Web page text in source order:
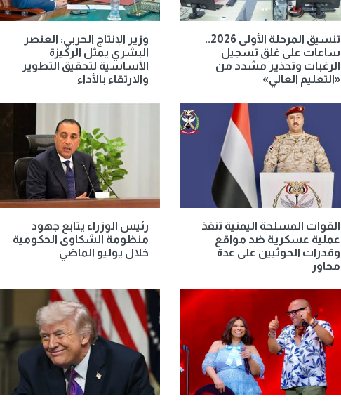
تنسيق المرحلة الأولى 2026..
ساعات على غلق تسجيل
الرغبات وتحذير مشدد من
«التعليم العالي»
وزير الإنتاج الحربي: العنصر
البشري يمثل الركيزة
الأساسية لتحقيق التطوير
والارتقاء بالأداء
القوات المسلحة اليمنية تنفذ
عملية عسكرية ضد مواقع
وقدرات الحوثيين على عدة
محاور
رئيس الوزراء يتابع جهود
منظومة الشكاوى الحكومية
خلال يوليو الماضي